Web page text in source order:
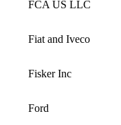
FCA US LLC
Fiat and Iveco
Fisker Inc
Ford